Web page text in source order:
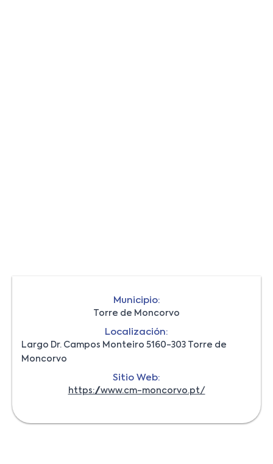
Municipio:
Torre de Moncorvo
Localización:
Largo Dr. Campos Monteiro 5160-303 Torre de
Moncorvo
Sitio Web:
https://www.cm-moncorvo.pt/